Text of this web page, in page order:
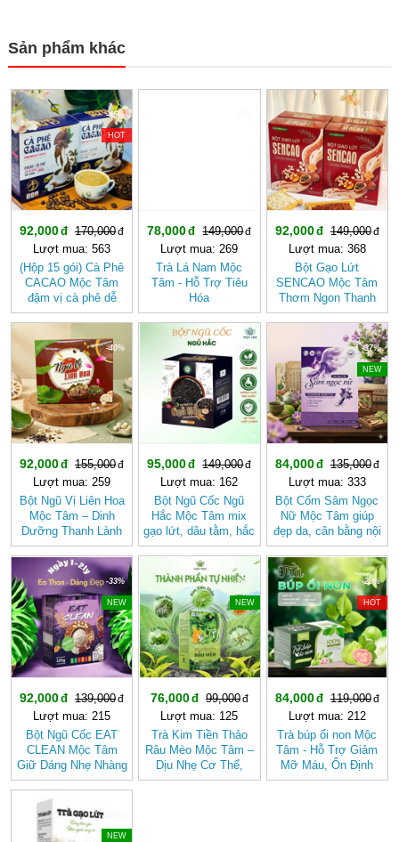
Sản phẩm khác
-45%
HOT
92,000
170,000
Lượt mua: 563
(Hộp 15 gói) Cà Phê
CACAO Mộc Tâm
đậm vị cà phê dễ
uống
78,000
149,000
Lượt mua: 269
Trà Lá Nam Mộc
Tâm - Hỗ Trợ Tiêu
Hóa
-38%
92,000
149,000
Lượt mua: 368
Bột Gạo Lứt
SENCAO Mộc Tâm
Thơm Ngon Thanh
Nhẹ, Phù Hợp Ăn
-40%
92,000
155,000
Lượt mua: 259
Bột Ngũ Vị Liên Hoa
Mộc Tâm – Dinh
Dưỡng Thanh Lành
Từ Gạo Lứt Và Hạt
Sen
-36%
95,000
149,000
Lượt mua: 162
Bột Ngũ Cốc Ngũ
Hắc Mộc Tâm mix
gạo lứt, dâu tằm, hắc
kỷ tử, mè đen, đậu
đen
-37%
NEW
84,000
135,000
Lượt mua: 333
Bột Cốm Sâm Ngọc
Nữ Mộc Tâm giúp
đẹp da, cân bằng nội
tiết tố nữ
-33%
NEW
92,000
139,000
Lượt mua: 215
Bột Ngũ Cốc EAT
CLEAN Mộc Tâm
Giữ Dáng Nhẹ Nhàng
Theo Cách Tự Nhiên
-23%
NEW
76,000
99,000
Lượt mua: 125
Trà Kim Tiền Thảo
Râu Mèo Mộc Tâm –
Dịu Nhẹ Cơ Thể,
Thanh Mát Mỗi Ngày
-29%
HOT
84,000
119,000
Lượt mua: 212
Trà búp ổi non Mộc
Tâm - Hỗ Trợ Giảm
Mỡ Máu, Ổn Định
Đường Huyết, Mát
NEW